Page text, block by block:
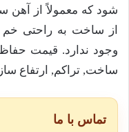
شود که معمولاً از
از ساخت به راحتی
وجود ندارد. قیمت
ساخت, تراکم, ارتفاع
تماس با ما